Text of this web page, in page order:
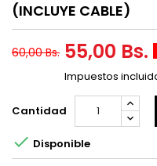
(INCLUYE CABLE)
60,00 Bs. 55,00 Bs.
Impuestos
Cantidad
 Disponible